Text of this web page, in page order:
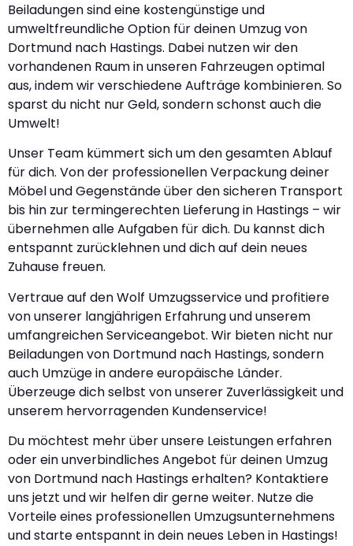
Beiladungen sind eine kostengünstige und
umweltfreundliche Option für deinen Umzug von
Dortmund nach Hastings. Dabei nutzen wir den
vorhandenen Raum in unseren Fahrzeugen optimal
aus, indem wir verschiedene Aufträge kombinieren. So
sparst du nicht nur Geld, sondern schonst auch die
Umwelt!
Unser Team kümmert sich um den gesamten Ablauf
für dich. Von der professionellen Verpackung deiner
Möbel und Gegenstände über den sicheren Transport
bis hin zur termingerechten Lieferung in Hastings – wir
übernehmen alle Aufgaben für dich. Du kannst dich
entspannt zurücklehnen und dich auf dein neues
Zuhause freuen.
Vertraue auf den Wolf Umzugsservice und profitiere
von unserer langjährigen Erfahrung und unserem
umfangreichen Serviceangebot. Wir bieten nicht nur
Beiladungen von Dortmund nach Hastings, sondern
auch Umzüge in andere europäische Länder.
Überzeuge dich selbst von unserer Zuverlässigkeit und
unserem hervorragenden Kundenservice!
Du möchtest mehr über unsere Leistungen erfahren
oder ein unverbindliches Angebot für deinen Umzug
von Dortmund nach Hastings erhalten? Kontaktiere
uns jetzt und wir helfen dir gerne weiter. Nutze die
Vorteile eines professionellen Umzugsunternehmens
und starte entspannt in dein neues Leben in Hastings!